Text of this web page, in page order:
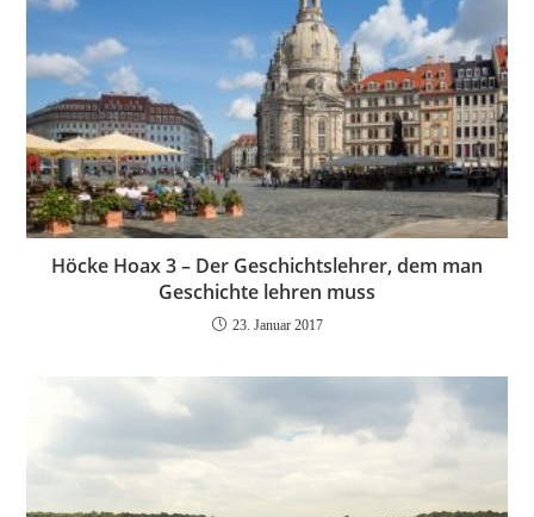
Höcke Hoax 3 – Der Geschichtslehrer, dem man
Geschichte lehren muss
23. Januar 2017